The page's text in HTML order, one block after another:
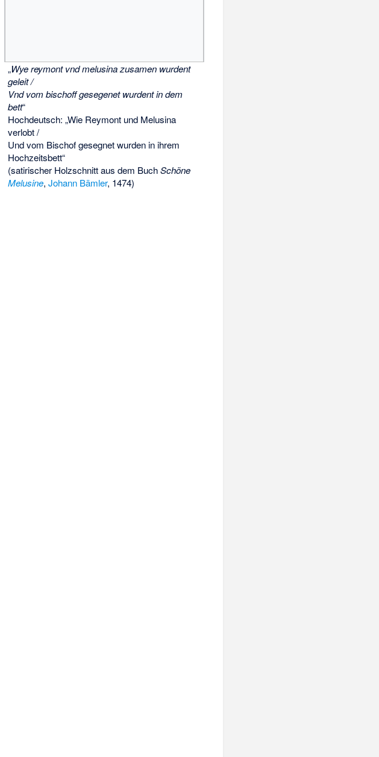
„Wye reymont vnd melusina zusamen wurdent
geleit /
Vnd vom bischoff gesegenet wurdent in dem
bett“
Hochdeutsch: „Wie Reymont und Melusina
verlobt /
Und vom Bischof gesegnet wurden in ihrem
Hochzeitsbett“
(satirischer Holzschnitt aus dem BuchSchöne
Melusine,Johann Bämler, 1474)